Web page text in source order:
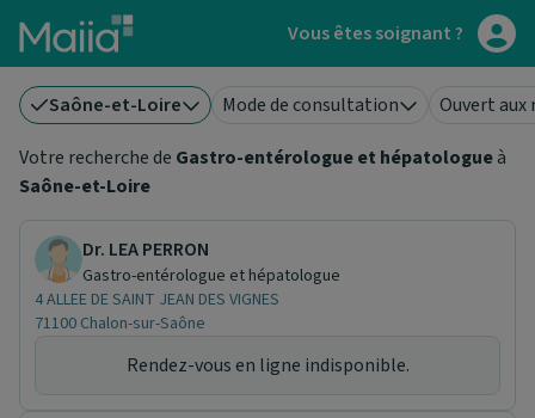
Aller au contenu principal Vous êtes soignant ?
Saône-et-Loire Mode de consultation
Ouvert aux
Votre recherche de Gastro-entérologue et hépatologueà
Saône-et-Loire
Dr. LEA PERRON
Gastro-entérologue et hépatologue
4 ALLEE DE SAINT JEAN DES VIGNES
71100 Chalon-sur-Saône
Rendez-vous en ligne indisponible.